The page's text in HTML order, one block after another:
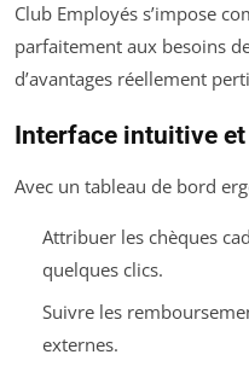
Club Employés s’impose
parfaitement aux besoins
d’avantages réellement
Interface intuitive
Avec un tableau de bord
Attribuer les chèques
quelques clics.
Suivre les
externes.